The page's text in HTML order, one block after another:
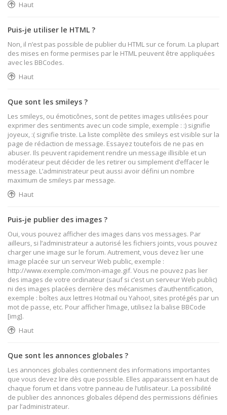
Haut
Puis-je utiliser le HTML ?
Non, il n’est pas possible de publier du HTML sur ce forum. La plupart
des mises en forme permises par le HTML peuvent être appliquées
avec les BBCodes.
Haut
Que sont les smileys ?
Les smileys, ou émoticônes, sont de petites images utilisées pour
exprimer des sentiments avec un code simple, exemple : :) signifie
joyeux, :( signifie triste. La liste complète des smileys est visible sur la
page de rédaction de message. Essayez toutefois de ne pas en
abuser. Ils peuvent rapidement rendre un message illisible et un
modérateur peut décider de les retirer ou simplement d’effacer le
message. L’administrateur peut aussi avoir défini un nombre
maximum de smileys par message.
Haut
Puis-je publier des images ?
Oui, vous pouvez afficher des images dans vos messages. Par
ailleurs, si l’administrateur a autorisé les fichiers joints, vous pouvez
charger une image sur le forum. Autrement, vous devez lier une
image placée sur un serveur Web public, exemple :
http://www.exemple.com/mon-image.gif. Vous ne pouvez pas lier
des images de votre ordinateur (sauf si c’est un serveur Web public)
ni des images placées derrière des mécanismes d’authentification,
exemple : boîtes aux lettres Hotmail ou Yahoo!, sites protégés par un
mot de passe, etc. Pour afficher l’image, utilisez la balise BBCode
[img].
Haut
Que sont les annonces globales ?
Les annonces globales contiennent des informations importantes
que vous devez lire dès que possible. Elles apparaissent en haut de
chaque forum et dans votre panneau de l’utilisateur. La possibilité
de publier des annonces globales dépend des permissions définies
par l’administrateur.